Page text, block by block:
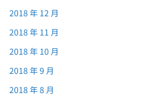
2018 年 12 月
2018 年 11 月
2018 年 10 月
2018 年 9 月
2018 年 8 月